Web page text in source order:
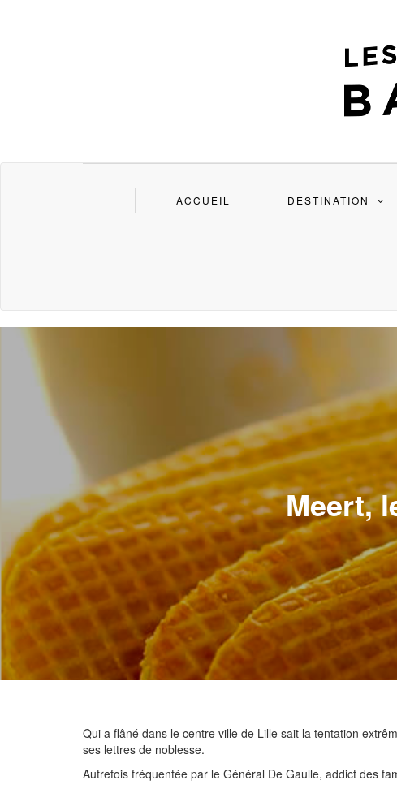
ACCUEIL DESTINATION
Meert,
Qui a flâné dans le centre ville de Lille sait la tentation
ses lettres de noblesse.
Autrefois fréquentée par le Général De Gaulle, addict des